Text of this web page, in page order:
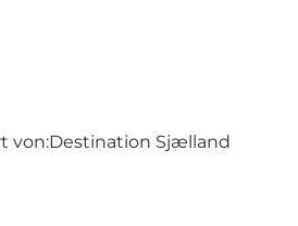
von:Destination Sjælland